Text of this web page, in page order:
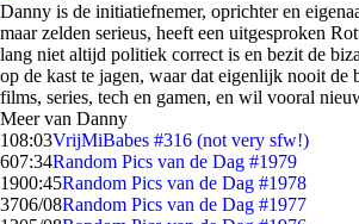
Danny is de initiatiefnemer, oprichter en
maar zelden serieus, heeft een uitgesproken
lang niet altijd politiek correct is en bezit de
op de kast te jagen, waar dat eigenlijk nooit de
films, series, tech en gamen, en wil vooral
Meer van Danny
108:03VrijMiBabes #316 (not very sfw!)
607:34Random Pics van de Dag #1979
1900:45Random Pics van de Dag #1978
3706/08Random Pics van de Dag #1977